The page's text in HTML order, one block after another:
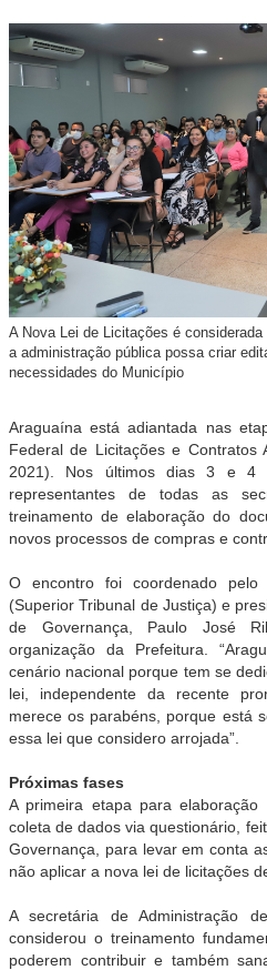
A Nova Lei de Licitações é
a administração pública possa criar
necessidades do Município
Araguaína está adiantada nas
Federal de Licitações e Contratos
2021). Nos últimos dias 3 e 4
representantes de todas as
treinamento de elaboração do
novos processos de compras e
O encontro foi coordenado
(Superior Tribunal de Justiça) e
de Governança, Paulo José
organização da Prefeitura.
cenário nacional porque tem se
lei, independente da recente
merece os parabéns, porque está
essa lei que considero arrojada”.
Próximas fases
A primeira etapa para
coleta de dados via questionário,
Governança, para levar em conta
não aplicar a nova lei de licitações
A secretária de Administração
considerou o treinamento
poderem contribuir e também